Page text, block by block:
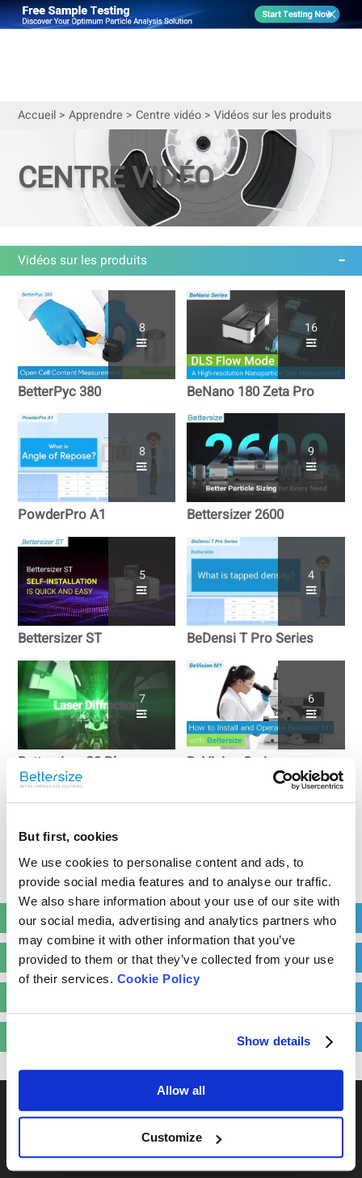
But first, cookies
We use cookies to personalise content and ads, to
provide social media features and to analyse our traffic.
We also share information about your use of our site with
our social media, advertising and analytics partners who
may combine it with other information that you’ve
provided to them or that they’ve collected from your use
of their services. Cookie Policy
Show details
Allow all
Customize
Accueil> Apprendre > Centre vidéo> Vidéos sur les produits
CENTRE VIDÉO
Vidéos sur les produits
8
BetterPyc 380
16
BeNano 180 Zeta Pro
8
PowderPro A1
9
Bettersizer 2600
5
Bettersizer ST
4
BeDensi T Pro Series
7
Bettersizer S3 Plus
6
BeVision Series
BeNano 90 Zeta
Vidéos sur la science populaire
Vidéos de l'exposition